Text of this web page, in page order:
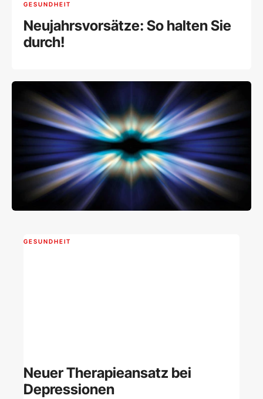
GESUNDHEIT
Neujahrsvorsätze: So halten Sie
durch!
GESUNDHEIT
Neuer Therapieansatz bei
Depressionen